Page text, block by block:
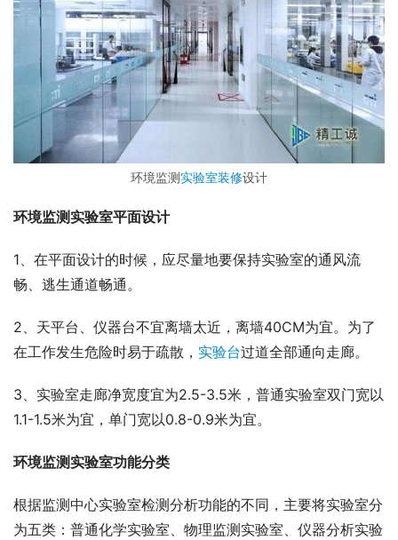
环境监测实验室装修设计
环境监测实验室平面设计
1、在平面设计的时候，应尽量地要保持实验室的通风流
畅、逃生通道畅通。
2、天平台、仪器台不宜离墙太近，离墙40CM为宜。为了
在工作发生危险时易于疏散， 实验台过道全部通向走廊。
3、实验室走廊净宽度宜为2.5-3.5米，普通实验室双门宽以
1.1-1.5米为宜，单门宽以0.8-0.9米为宜。
环境监测实验室功能分类
根据监测中心实验室检测分析功能的不同，主要将实验室分
为五类：普通化学实验室、物理监测实验室、仪器分析实验